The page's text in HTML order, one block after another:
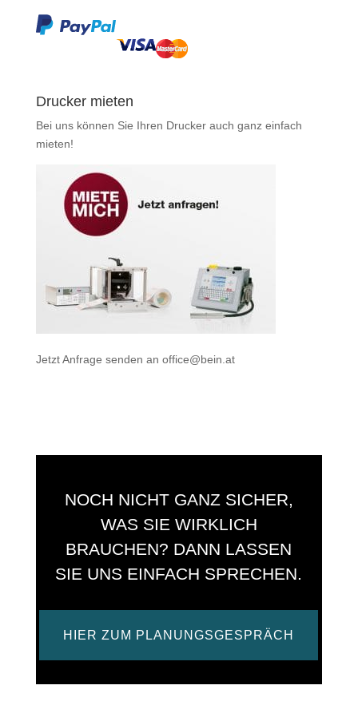
Drucker mieten
Bei uns können Sie Ihren Drucker auch ganz einfach
mieten!
Jetzt Anfrage senden an office@bein.at
NOCH NICHT GANZ SICHER,
WAS SIE WIRKLICH
BRAUCHEN? DANN LASSEN
SIE UNS EINFACH SPRECHEN.
HIER ZUM PLANUNGSGESPRÄCH